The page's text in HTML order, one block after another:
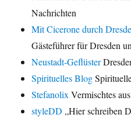
Nachrichten
Mit Cicerone durch
Gästeführer für Dresden
Neustadt-Geflüster
Spirituelles Blog
StefanolixVermischtes
styleDD „Hier schreiben